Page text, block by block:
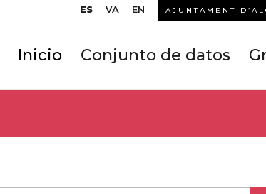
ES VA EN AJUNTAMENT
Inicio Conjunto de datos